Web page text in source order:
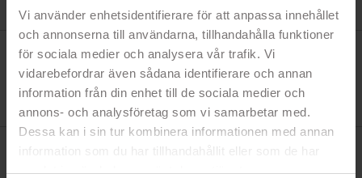
Vi använder enhetsidentifierare för att anpassa innehållet
och annonserna till användarna, tillhandahålla funktioner
för sociala medier och analysera vår trafik. Vi
vidarebefordrar även sådana identifierare och annan
information från din enhet till de sociala medier och
annons- och analysföretag som vi samarbetar med.
Dessa kan i sin tur kombinera informationen med annan
information som du har tillhandahållit eller som de har
samlat in när du har använt deras tjänster.
Tillverkare:
Onsala
Referens:
I lager
1 Produkt